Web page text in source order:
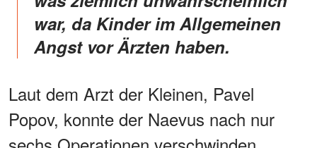
war, da Kinder im Allgemeinen
Angst vor Ärzten haben.
Laut dem Arzt der Kleinen, Pavel
Popov, konnte der Naevus nach nur